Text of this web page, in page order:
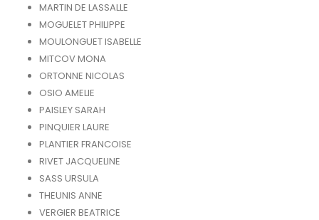
MARTIN DE LASSALLE
MOGUELET PHILIPPE
MOULONGUET ISABELLE
MITCOV MONA
ORTONNE NICOLAS
OSIO AMELIE
PAISLEY SARAH
PINQUIER LAURE
PLANTIER FRANCOISE
RIVET JACQUELINE
SASS URSULA
THEUNIS ANNE
VERGIER BEATRICE